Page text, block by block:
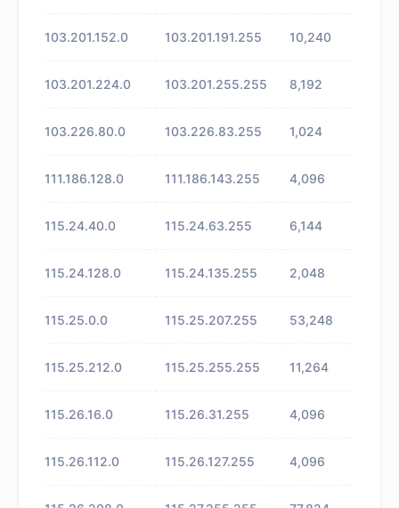
103.201.152.0 103.201.191.255 10,240
103.201.224.0 103.201.255.255 8,192
103.226.80.0 103.226.83.255 1,024
111.186.128.0 111.186.143.255 4,096
115.24.40.0 115.24.63.255 6,144
115.24.128.0 115.24.135.255 2,048
115.25.0.0 115.25.207.255 53,248
115.25.212.0 115.25.255.255 11,264
115.26.16.0 115.26.31.255 4,096
115.26.112.0 115.26.127.255 4,096